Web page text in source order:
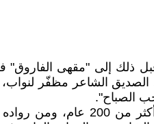
إلى "مقهى الفاروق" في
الصباح".
وحين أكون في القاهرة لا بدّ لي من